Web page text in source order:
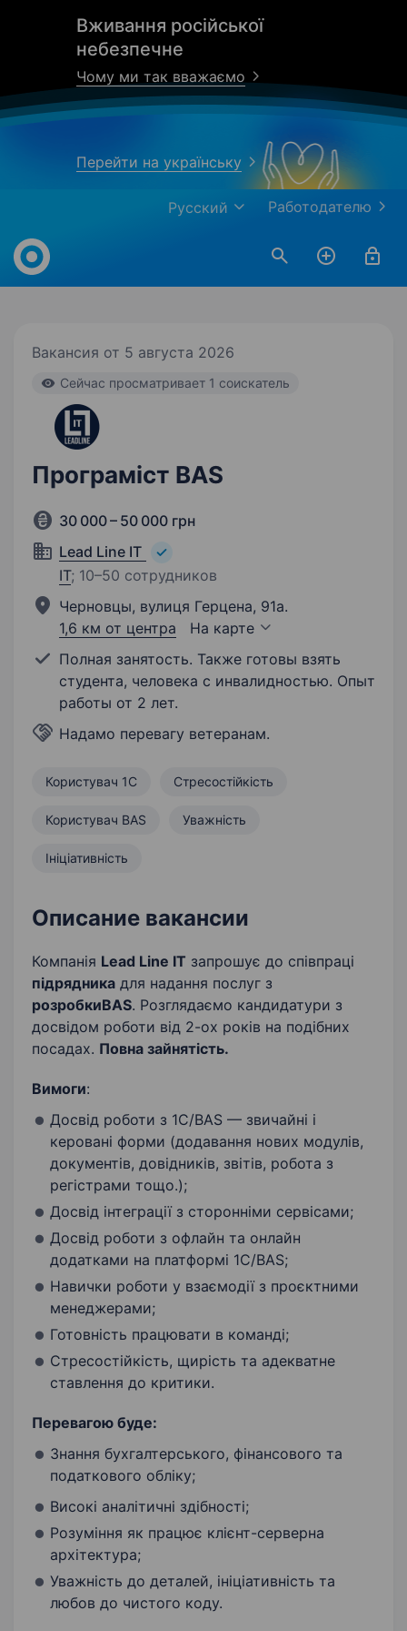
Вживання російської
небезпечне
Чому ми так вважаємо
Перейти на українську
Работодателю
Русский
Work.ua
Вакансия от 5 августа 2026
Cейчас просматривает 1 соискатель
Програміст BAS
30 000 – 50 000 грн
Lead Line IT
IT; 10–50 сотрудников
Черновцы, вулиця Герцена, 91а.
1,6 км от центра
На карте
Полная занятость. Также готовы взять
студента, человека с инвалидностью. Опыт
работы от 2 лет.
Надамо перевагу ветеранам.
Користувач 1С Стресостійкість
Користувач BAS Уважність
Ініціативність
Описание вакансии
Компанія Lead Line IT запрошує до співпраці
підрядника для надання послуг з
розробкиBAS. Розглядаємо кандидатури з
досвідом роботи від 2-ох років на подібних
посадах. Повна зайнятість.
Вимоги:
Досвід роботи з 1С/BAS — звичайні і
керовані форми (додавання нових модулів,
документів, довідників, звітів, робота з
регістрами тощо.);
Досвід інтеграції з сторонніми сервісами;
Досвід роботи з офлайн та онлайн
додатками на платформі 1C/BAS;
Навички роботи у взаємодії з проєктними
менеджерами;
Готовність працювати в команді;
Стресостійкість, щирість та адекватне
ставлення до критики.
Перевагою буде:
Знання бухгалтерського, фінансового та
податкового обліку;
Високі аналітичні здібності;
Розуміння як працює клієнт-серверна
архітектура;
Уважність до деталей, ініціативність та
любов до чистого коду.